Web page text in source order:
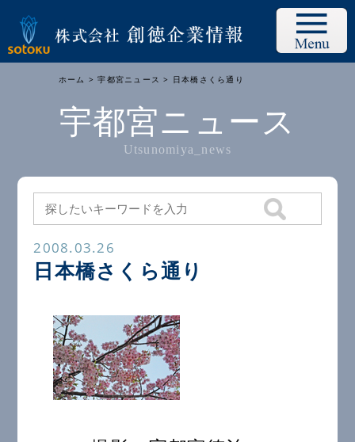
ホーム >宇都宮ニュース > 日本橋さくら通り
宇都宮ニュース
Utsunomiya_news
2008.03.26
日本橋さくら通り